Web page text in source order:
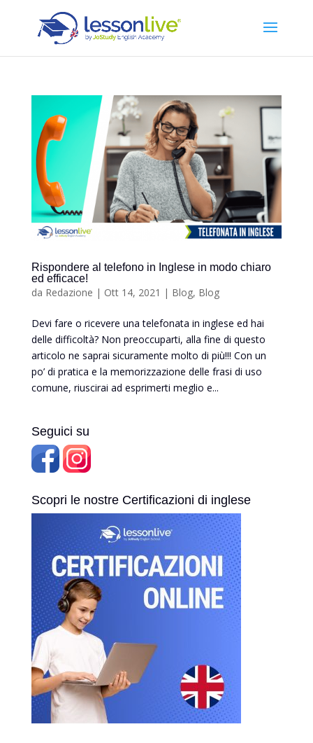
Rispondere al telefono in Inglese in modo chiaro
ed efficace!
da Redazione | Ott 14, 2021 | Blog, Blog
Devi fare o ricevere una telefonata in inglese ed hai
delle difficoltà? Non preoccuparti, alla fine di questo
articolo ne saprai sicuramente molto di più!!! Con un
po’ di pratica e la memorizzazione delle frasi di uso
comune, riuscirai ad esprimerti meglio e...
Seguici su
Scopri le nostre Certificazioni di inglese